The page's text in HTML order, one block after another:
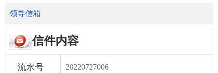
领导信箱
信件内容
流水号 20220727006